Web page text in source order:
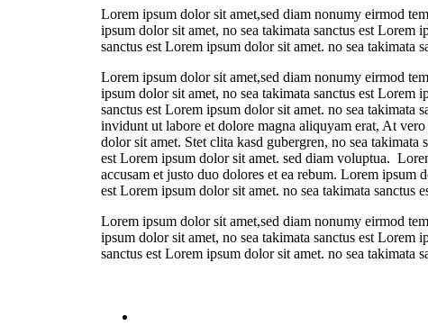
Lorem ipsum dolor sit amet,sed diam nonumy eirmod
ipsum dolor sit amet, no sea takimata sanctus est Lorem
sanctus est Lorem ipsum dolor sit amet. no sea takimata
Lorem ipsum dolor sit amet,sed diam nonumy eirmod
ipsum dolor sit amet, no sea takimata sanctus est Lorem
sanctus est Lorem ipsum dolor sit amet. no sea
invidunt ut labore et dolore magna aliquyam erat, At
dolor sit amet. Stet clita kasd gubergren, no sea
est Lorem ipsum dolor sit amet. sed diam voluptua.
accusam et justo duo dolores et ea rebum. Lorem ipsum
est Lorem ipsum dolor sit amet. no sea takimata sanctus
Lorem ipsum dolor sit amet,sed diam nonumy eirmod
ipsum dolor sit amet, no sea takimata sanctus est Lorem
sanctus est Lorem ipsum dolor sit amet. no sea takimata